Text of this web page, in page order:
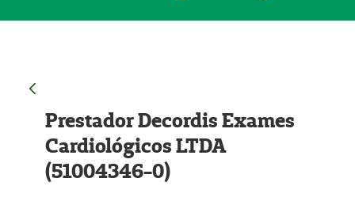
Prestador Decordis Exames
Cardiológicos LTDA
(51004346-0)